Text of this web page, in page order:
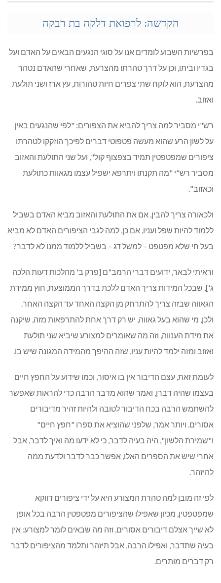
הקדשה: לרפואת דלקה בת רבקה
בפרשיות השבוע לומדים אנו על סוגי הנגעים הבאים על האדם ועל
בגדיו וביתו, וכן על דרך טהרתו מהצרעת, שאחרי שהאדם נטהר
מהצרעת, הוא לוקח שתי צפרים חיות טהורות, עץ ארז ושני תולעת
ואזוב.
רש"י מסביר למה צריך להביא את הצפורים: "לפי שהנגעים באין
על לשון הרע שהוא מעשה פטפוטי דברים לפיכך הוזקקו לטהרתו
ציפורים שמפטפטין תמיד בצפצוף קול", ועל שני התולעת והאזוב
מסביר רש"י "מה תקנתו ויתרפא ישפיל עצמו מגאוות כתולעת
וכאזוב".
ולכאורה צריך להבין, אם את התולעת והאזוב מביא האדם בשביל
ללמוד להיות שפל ועניו, אם כן, למה לגבי הציפורים האדם לא מביא
בעל חי שלא מפטפט – למשל דג – בשביל ללמוד ממנו לא לדבר?
וראיתי לבאר, ידועים דברי הרמב"ם [פרק ב' מהלכות דעות הלכה
ג'], שבכל המידות צריך האדם ללכת בדרך הממוצעת, חוץ ממידת
הגאווה שבזה צריך להתרחק מן הקצה האחד עד הקצה האחר.
ולכן, מי שהוא בעל גאווה, יש רק דרך אחת להתרפאות מזה, שיקנה
את מידת הענווה, וזה מה שאומרים למצורע שיביא שני תולעת
ואזוב ומזה ילמד להיות עניו, שזה ההיפך מהמידה המגונה שיש בו.
לעומת זאת, עצם הדיבור אין בו איסור, וכמו שידוע על החפץ חיים
בעצמו שהיה דברן, ואמר שהוא מדבר הרבה כדי להראות שאפשר
להשתמש הרבה בכח הדיבור לטובה ולהיות זהיר מדיבורים
אסורים. ויותר אמר, שלפני שהוציא את ספרו "חפץ חיים"
ו"שמירת הלשון", היה בעיה לדבר, כי לא ידעו מה ואיך לדבר, אבל
אחרי שיש את הספרים האלו, אפשר כבר לדבר ולדעת ממה
להיזהר.
לפי זה מובן למה טהרת המצורע היא על ידי ציפורים דווקא
שמפטפטין, מכיון שאפילו שהציפורים מפטפטין הרבה בכל אופן
לא שייך אצלם דיבורים אסורים, וזה מה שבאים לומר למצורע: אין
בעיה שתדבר, ואפילו הרבה, אבל תיזהר ותלמד מהציפורים לדבר
רק דברים מותרים.